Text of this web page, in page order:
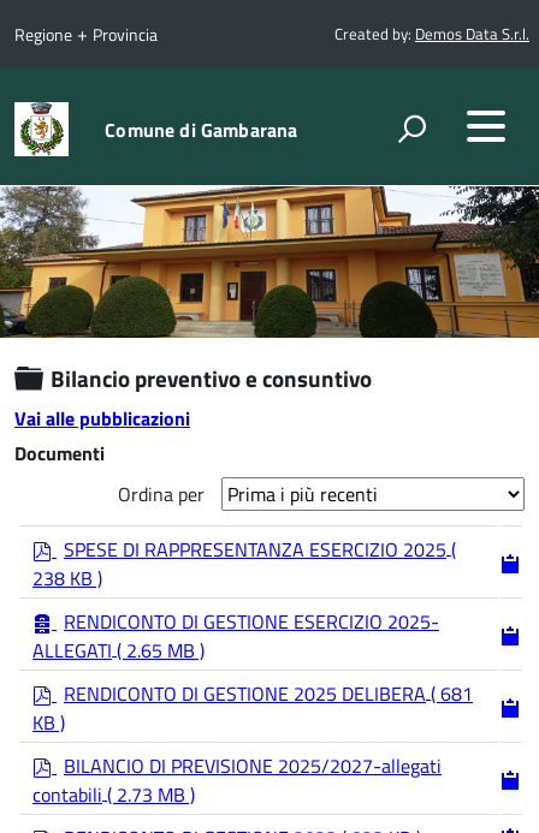
Regione + Provincia Created by: Demos Data S.r.l.
Comune di Gambarana
Cartella
Bilancio preventivo e consuntivo
Vai alle pubblicazioni
Documenti
Ordina per
p
d
f
SPESE DI RAPPRESENTANZA ESERCIZIO 2025 (
238 KB )
r
c
h
i
v
RENDICONTO DI GESTIONE ESERCIZIO 2025-
ALLEGATI ( 2.65 MB )
d
f
RENDICONTO DI GESTIONE 2025 DELIBERA ( 681
KB )
d
f
BILANCIO DI PREVISIONE 2025/2027-allegati
contabili ( 2.73 MB )